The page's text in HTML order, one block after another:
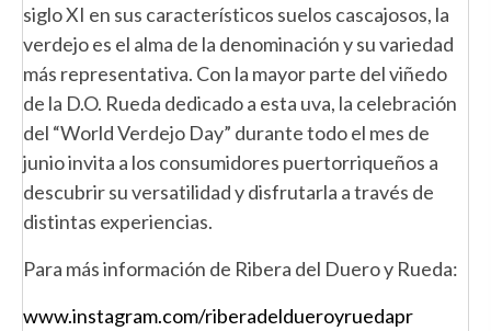
siglo XI en sus característicos suelos cascajosos, la
verdejo es el alma de la denominación y su variedad
más representativa. Con la mayor parte del viñedo
de la D.O. Rueda dedicado a esta uva, la celebración
del “World Verdejo Day” durante todo el mes de
junio invita a los consumidores puertorriqueños a
descubrir su versatilidad y disfrutarla a través de
distintas experiencias.
Para más información de Ribera del Duero y Rueda:
www.instagram.com/riberadeldueroyruedapr